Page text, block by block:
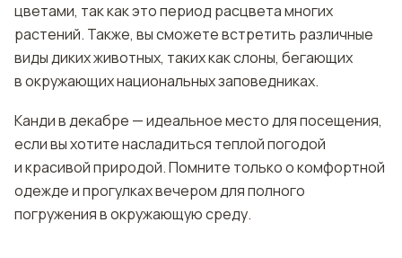
цветами, так как это период расцвета многих
растений. Также, вы сможете встретить различные
виды диких животных, таких как слоны, бегающих
в окружающих национальных заповедниках.
Канди в декабре — идеальное место для посещения,
если вы хотите насладиться теплой погодой
и красивой природой. Помните только о комфортной
одежде и прогулках вечером для полного
погружения в окружающую среду.